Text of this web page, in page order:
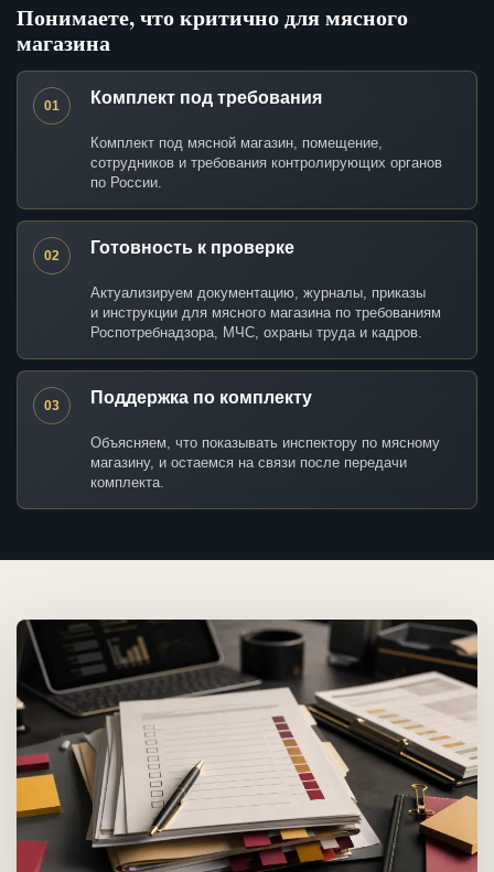
Понимаете, что критично для мясного
магазина
01 Комплект под требования
Комплект под мясной магазин, помещение,
сотрудников и требования контролирующих органов
по России.
02 Готовность к проверке
Актуализируем документацию, журналы, приказы
и инструкции для мясного магазина по требованиям
Роспотребнадзора, МЧС, охраны труда и кадров.
03 Поддержка по комплекту
Объясняем, что показывать инспектору по мясному
магазину, и остаемся на связи после передачи
комплекта.